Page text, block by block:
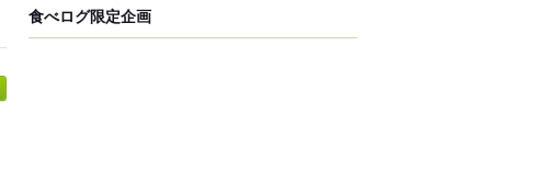
食べログ限定企画